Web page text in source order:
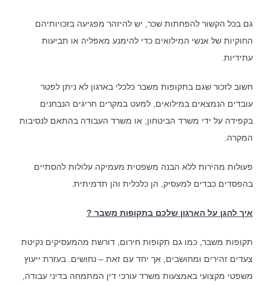
גם בכל הקשור להפחתות שכר, יש להיזהר מפגיעה בזכויותיהם
החוקיות של אנשי המילואים כדי להימנע מאפליה או תביעות
עתידיות.
חשוב לזכור שגם בתקופות משבר כלכלי בארגון לא ניתן לפטר
עובדים הנמצאים במילואים, למעט במקרים חריגים הנבחנים
בקפידה על ידי משרד הביטחון, או משרד העבודה בהתאם לנסיבות
המקרה.
פעולות מהירות ללא הבנה משפטית מעמיקה עלולות להסתיים
בהפסדים כבדים למעסיק, הן כלכלית והן תדמיתית.
איך להגן על הארגון שלכם בתקופות משבר ?
תקופות משבר, כמו גם תקופות חירום, דורשת מהמעסיקים נקיטת
צעדים זהירים ומחושבים, אך יחד עם זאת – נחושים. בעזרת ייעוץ
משפטי מקצועי באמצעות משרד עורכי דין המתמחה בדיני עבודה,
אודות המשרד